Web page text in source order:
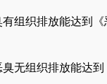
组织排放能达到《
无组织排放能达